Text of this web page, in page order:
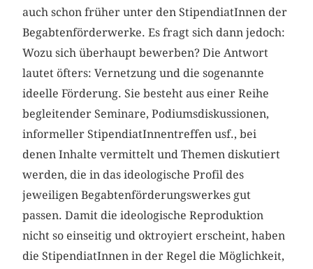
auch schon früher unter den StipendiatInnen der
Begabtenförderwerke. Es fragt sich dann jedoch:
Wozu sich überhaupt bewerben? Die Antwort
lautet öfters: Vernetzung und die sogenannte
ideelle Förderung. Sie besteht aus einer Reihe
begleitender Seminare, Podiumsdiskussionen,
informeller StipendiatInnentreffen usf., bei
denen Inhalte vermittelt und Themen diskutiert
werden, die in das ideologische Profil des
jeweiligen Begabtenförderungswerkes gut
passen. Damit die ideologische Reproduktion
nicht so einseitig und oktroyiert erscheint, haben
die StipendiatInnen in der Regel die Möglichkeit,